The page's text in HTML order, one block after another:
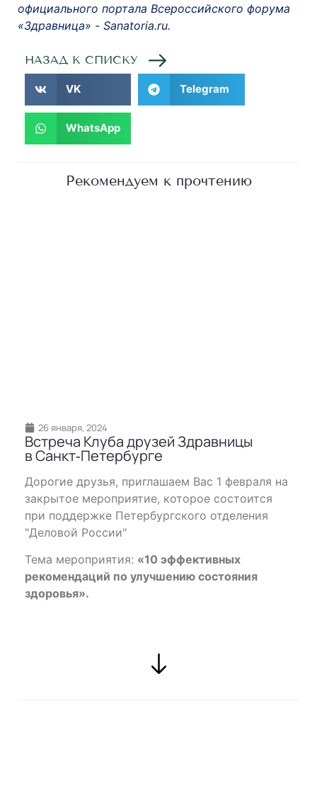
официального портала Всероссийского форума
«Здравница» - Sanatoria.ru.
НАЗАД К СПИСКУ
VK Telegram
WhatsApp
Рекомендуем к прочтению
26 января, 2024
Встреча Клуба друзей Здравницы
в Санкт‐Петербурге
Дорогие друзья, приглашаем Вас 1 февраля на
закрытое мероприятие, которое состоится
при поддержке Петербургского отделения
"Деловой России"
Тема мероприятия: «10 эффективных
рекомендаций по улучшению состояния
здоровья».